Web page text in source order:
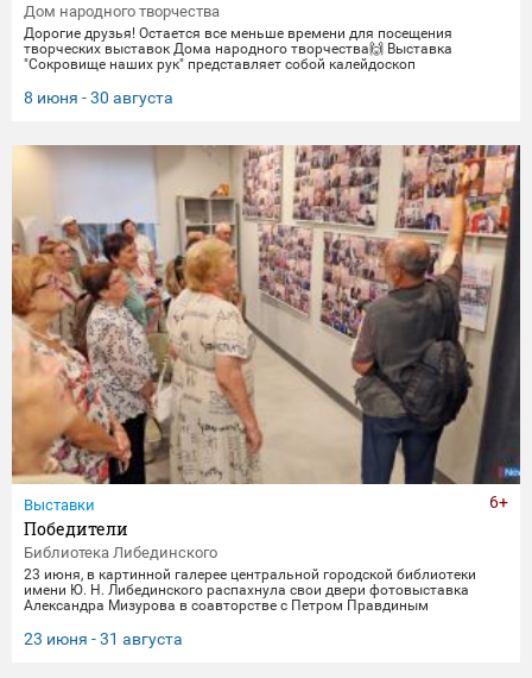
Дом народного творчества
Дорогие друзья! Остается все меньше времени для посещения
творческих выставок Дома народного творчества🙌 Выставка
"Сокровище наших рук" представляет собой калейдоскоп
выполнены мастерами и профессионалами своего дела -
сотрудниками Дома народного творчества. Посетить выставку
8 июня - 30 августа
Выставки
Победители
Библиотека Либединского
23 июня, в картинной галерее центральной городской библиотеки
имени Ю. Н. Либединского распахнула свои двери фотовыставка
Александра Мизурова в соавторстве с Петром Правдиным
"Дирижабль" в праздничные майские дни). 250 фотографий - и за
каждым кадром 40 лет неустанной работы мастера, 40 лет трепетного
23 июня - 31 августа
6+